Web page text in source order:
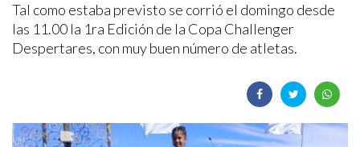
Tal como estaba previsto se corrió el domingo desde
las 11.00 la 1ra Edición de la Copa Challenger
Despertares, con muy buen número de atletas.